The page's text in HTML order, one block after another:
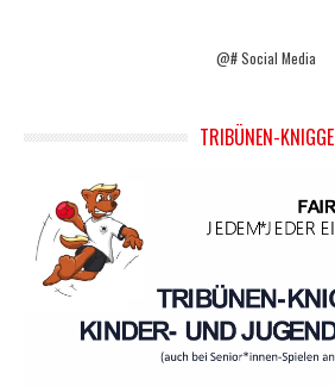
@# Social Media
TRIBÜNEN-KNIGGE